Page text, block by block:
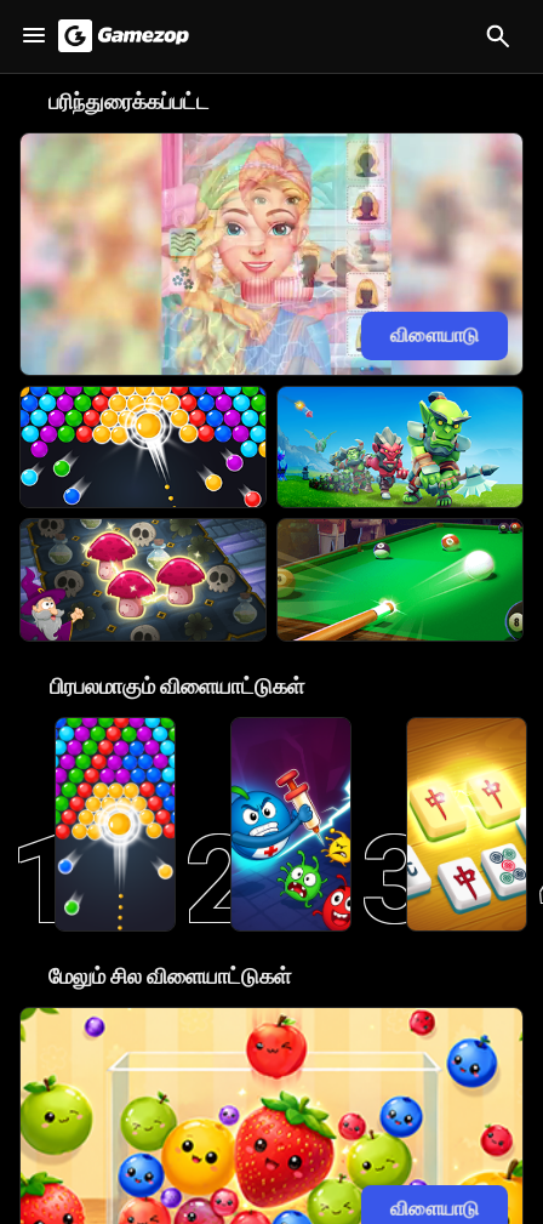
பரிந்துரைக்கப்பட்ட
விளையாடு
பிரபலமாகும் விளையாட்டுகள்
1 2 3
மேலும் சில விளையாட்டுகள்
விளையாடு